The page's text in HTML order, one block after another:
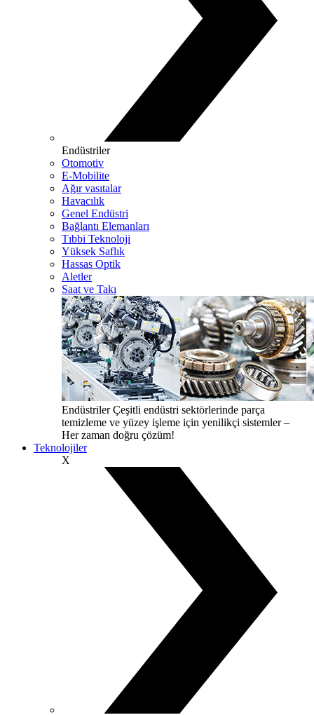
Endüstriler
Otomotiv
E-Mobilite
Ağır vasıtalar
Havacılık
Genel Endüstri
Bağlantı Elemanları
Tıbbi Teknoloji
Yüksek Saflık
Hassas Optik
Aletler
Saat ve Takı
EndüstrilerÇeşitli endüstri sektörlerinde parça
temizleme ve yüzey işleme için yenilikçi sistemler –
Her zaman doğru çözüm!
Teknolojiler
X